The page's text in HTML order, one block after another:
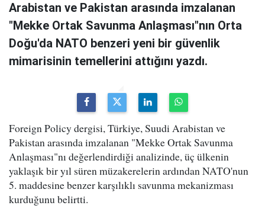
Arabistan ve Pakistan arasında imzalanan
"Mekke Ortak Savunma Anlaşması"nın Orta
Doğu'da NATO benzeri yeni bir güvenlik
mimarisinin temellerini attığını yazdı.
Foreign Policy dergisi, Türkiye, Suudi Arabistan ve
Pakistan arasında imzalanan "Mekke Ortak Savunma
Anlaşması"nı değerlendirdiği analizinde, üç ülkenin
yaklaşık bir yıl süren müzakerelerin ardından NATO'nun
5. maddesine benzer karşılıklı savunma mekanizması
kurduğunu belirtti.